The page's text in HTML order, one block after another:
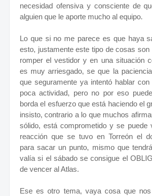
necesidad ofensiva y consciente de
alguien que le aporte mucho al equipo.
Lo que si no me parece es que haya
esto, justamente este tipo de cosas son
romper el vestidor y en una situación
es muy arriesgado, se que la
que seguramente ya intentó hablar
poca actividad, pero no por eso
borda el esfuerzo que está haciendo el
insisto, contrario a lo que muchos
sólido, está comprometido y se puede
reacción que se tuvo en Torreón el
para sacar un punto, mismo que
valía si el sábado se consigue el
de vencer al Atlas.
Ese es otro tema, vaya cosa que